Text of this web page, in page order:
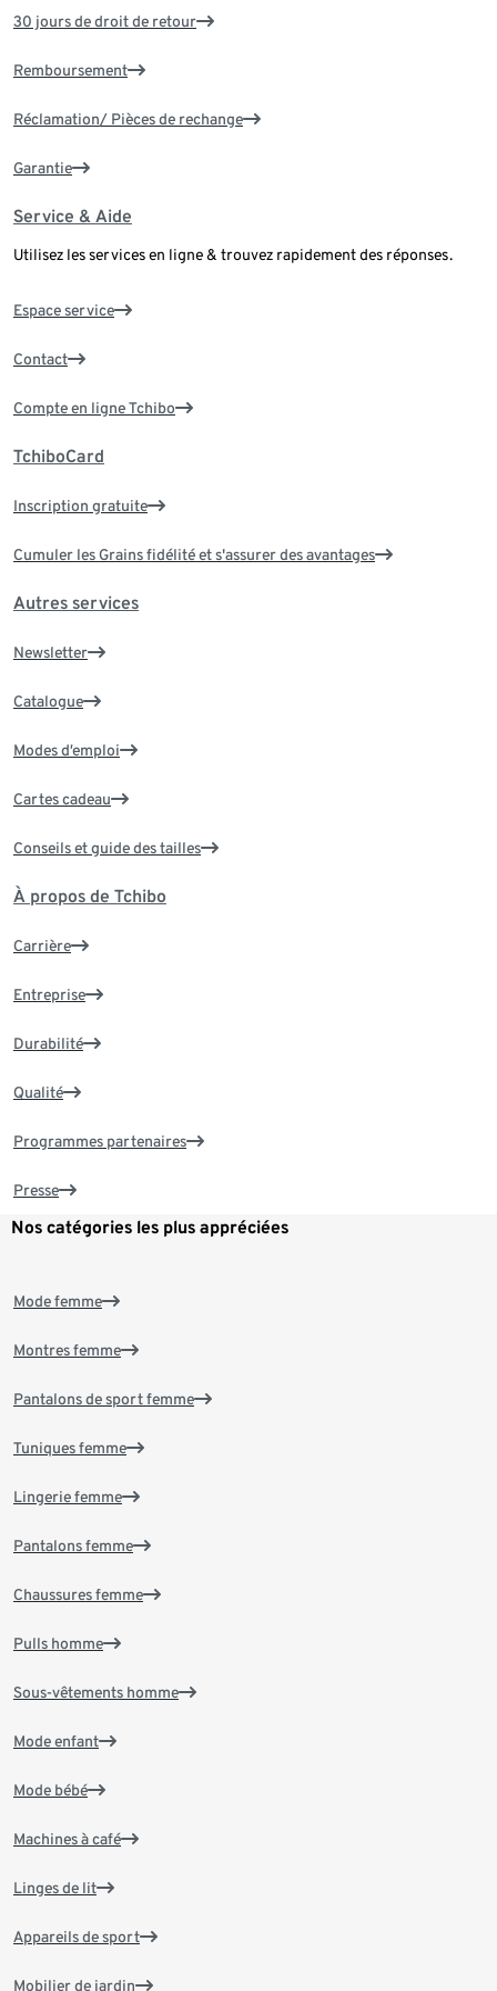
30 jours de droit de retour
Remboursement
Réclamation/ Pièces de rechange
Garantie
Service & Aide
Utilisez les services en ligne & trouvez rapidement des réponses.
Espace service
Contact
Compte en ligne Tchibo
TchiboCard
Inscription gratuite
Cumuler les Grains fidélité et s'assurer des avantages
Autres services
Newsletter
Catalogue
Modes d’emploi
Cartes cadeau
Conseils et guide des tailles
À propos de Tchibo
Carrière
Entreprise
Durabilité
Qualité
Programmes partenaires
Presse
Nos catégories les plus appréciées
Mode femme
Montres femme
Pantalons de sport femme
Tuniques femme
Lingerie femme
Pantalons femme
Chaussures femme
Pulls homme
Sous-vêtements homme
Mode enfant
Mode bébé
Machines à café
Linges de lit
Appareils de sport
Mobilier de jardin